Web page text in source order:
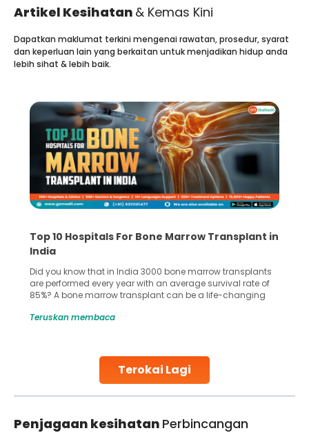
Artikel Kesihatan & Kemas Kini
Terokai Lagi
Dapatkan maklumat terkini mengenai rawatan, prosedur, syarat
dan keperluan lain yang berkaitan untuk menjadikan hidup anda
lebih sihat & lebih baik.
For Bone Marrow Transplant in
that in India 3000 bone marrow transplants
every year with an average survival rate of
marrow transplant can be a life-changing
India has some of the world’s
Recognizing
Did you know that
common site for
key part of your
Penjagaan kesihatan Perbincangan